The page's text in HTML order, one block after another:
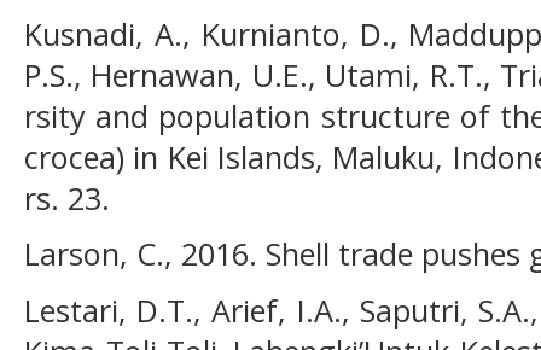
Kusnadi, A., Kurnianto, D.,
P.S., Hernawan, U.E., Utami, R.T.,
rsity and population structure of
crocea) in Kei Islands, Maluku,
rs. 23.
Larson, C., 2016. Shell trade
Lestari, D.T., Arief, I.A., Saputri,